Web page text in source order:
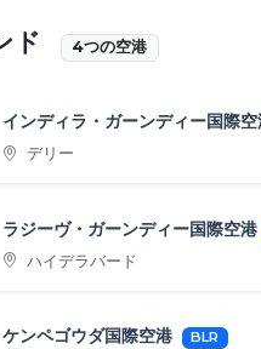
ド 4つの空港
インディラ・ガーンディー国際
デリー
ラジーヴ・ガーンディー国際空港
ハイデラバード
ケンペゴウダ国際空港 BLR